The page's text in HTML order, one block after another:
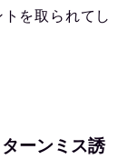
を取られてし
ーンミス誘